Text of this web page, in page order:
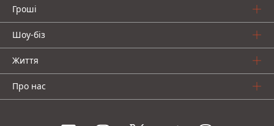
Гроші
Шоу-біз
Життя
Про нас